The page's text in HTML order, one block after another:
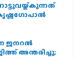
ജനറൽ
അന്തരിച്ചു;